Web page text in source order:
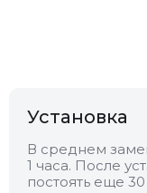
Установка
В среднем
1 часа. После
постоять еще